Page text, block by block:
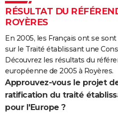
Dictionnaire
Biographies
Citations
Expressions
Proverbes
PROGRAMME TV
COPAINS D'AVANT
S'inscrire
Se connecter
Lycées
Collèges
Primaires
Universités
Entreprises
Service militaire
Avis de recherche
AVIS DE DÉCÈS
FORUM
Bricolage
Lifestyle
Culture
Sport
Auto
Television
Voyage
Cinema
RÉSULTAT DU
ROYÈRES
En 2005, les Français ont se
sur le Traité établissant une
Découvrez les résultats du
européenne de 2005 à Royères.
Approuvez-vous le projet
ratification du traité
pour l'Europe ?